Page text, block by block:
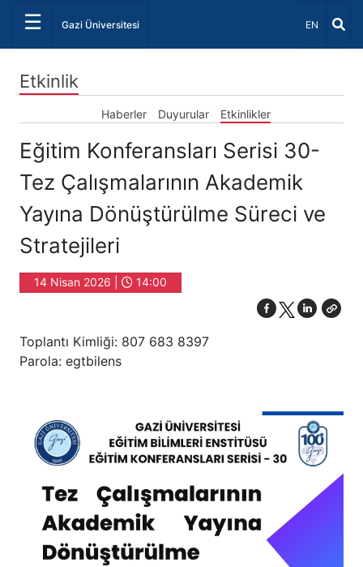
☰ Gazi Üniversitesi Dil Seçiniz
EN
Etkinlik
Haberler Duyurular Etkinlikler
Eğitim Konferansları Serisi 30-
Tez Çalışmalarının Akademik
Yayına Dönüştürülme Süreci ve
Stratejileri
14 Nisan 2026 | 14:00
Toplantı Kimliği: 807 683 8397
Parola: egtbilens